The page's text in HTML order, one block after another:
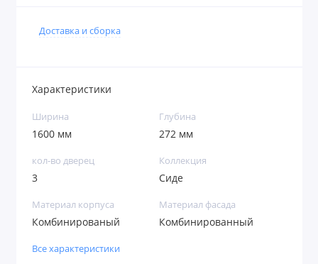
Доставка и сборка
Характеристики
Ширина
1600 мм
Глубина
272 мм
кол-во дверец
3
Коллекция
Сиде
Материал корпуса
Комбинированый
Материал фасада
Комбинированный
Все характеристики